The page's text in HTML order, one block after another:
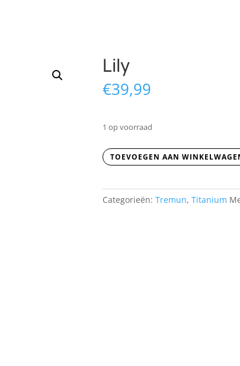
Lily
€39,99
1 op voorraad
Lily
aantal
TOEVOEGEN AAN
Categorieën: Tremun, Titanium